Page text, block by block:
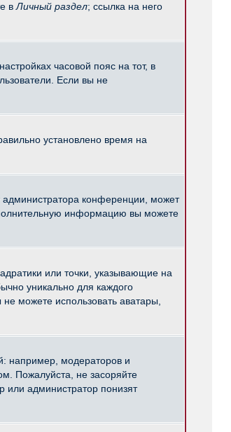
в Личный раздел; ссылка на него
часовой пояс на тот, в
Если вы не
установлено время на
администратора конференции, может
информацию вы можете
или точки, указывающие на
уникально для каждого
можете использовать аватары,
например, модераторов и
Пожалуйста, не засоряйте
администратор понизят